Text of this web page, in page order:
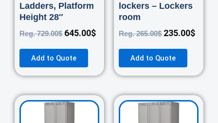
Ladders, Platform
Height 28″
Reg.729.00$ 645.00$
Add to Quote
lockers – Lockers
room
Reg.265.00$ 235.00$
Add to Quote
OriginalCurrent
price
Original
price